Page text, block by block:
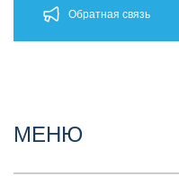
Обратная связь
МЕНЮ